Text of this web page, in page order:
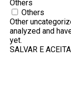
Others
Others
Other
analyzed and
yet.
SALVAR E